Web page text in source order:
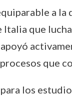
a
que
apoyó
que
los